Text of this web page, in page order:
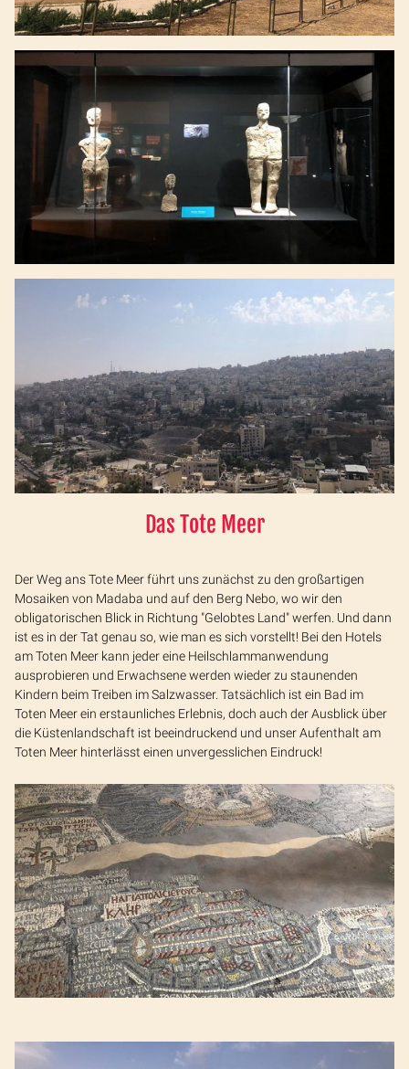
Das Tote Meer
Der Weg ans Tote Meer führt uns zunächst zu den großartigen
Mosaiken von Madaba und auf den Berg Nebo, wo wir den
obligatorischen Blick in Richtung "Gelobtes Land" werfen. Und dann
ist es in der Tat genau so, wie man es sich vorstellt! Bei den Hotels
am Toten Meer kann jeder eine Heilschlammanwendung
ausprobieren und Erwachsene werden wieder zu staunenden
Kindern beim Treiben im Salzwasser. Tatsächlich ist ein Bad im
Toten Meer ein erstaunliches Erlebnis, doch auch der Ausblick über
die Küstenlandschaft ist beeindruckend und unser Aufenthalt am
Toten Meer hinterlässt einen unvergesslichen Eindruck!